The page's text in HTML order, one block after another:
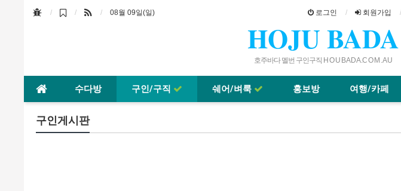
08월 09일(일) 로그인 회원가입
HOJU BADA
호주바다 멜번 구인구직 H O U B A D A .C O M . A U
수다방 구인/구직 쉐어/벼룩 홍보방 여행/카페
구인게시판